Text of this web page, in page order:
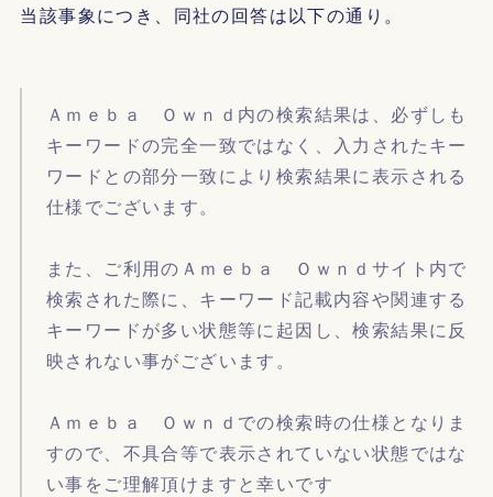
当該事象につき、同社の回答は以下の通り。
Ａｍｅｂａ Ｏｗｎｄ内の検索結果は、必ずしも
キーワードの完全一致ではなく、入力されたキー
ワードとの部分一致により検索結果に表示される
仕様でございます。
また、ご利用のＡｍｅｂａ Ｏｗｎｄサイト内で
検索された際に、キーワード記載内容や関連する
キーワードが多い状態等に起因し、検索結果に反
映されない事がございます。
Ａｍｅｂａ Ｏｗｎｄでの検索時の仕様となりま
すので、不具合等で表示されていない状態ではな
い事をご理解頂けますと幸いです